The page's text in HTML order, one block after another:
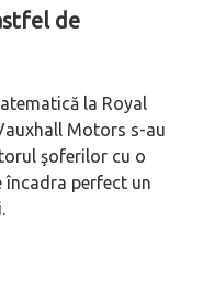
de
la Royal
Motors s-au
şoferilor cu o
încadra perfect un